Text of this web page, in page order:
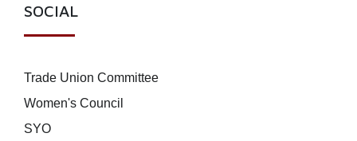
SOCIAL
Trade Union Committee
Women's Council
SYO